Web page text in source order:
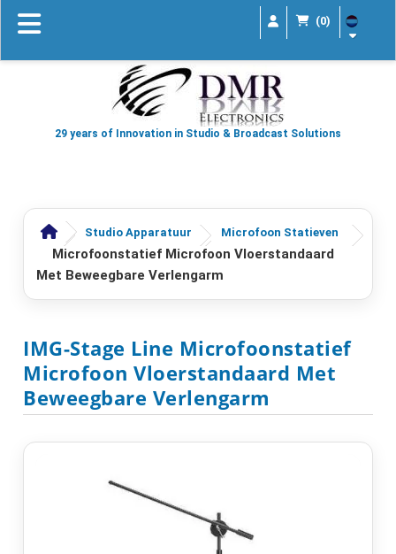
(0)
29 years of Innovation in Studio & Broadcast Solutions
Studio Apparatuur Microfoon Statieven
Microfoonstatief Microfoon Vloerstandaard
Met Beweegbare Verlengarm
IMG-Stage Line Microfoonstatief
Microfoon Vloerstandaard Met
Beweegbare Verlengarm